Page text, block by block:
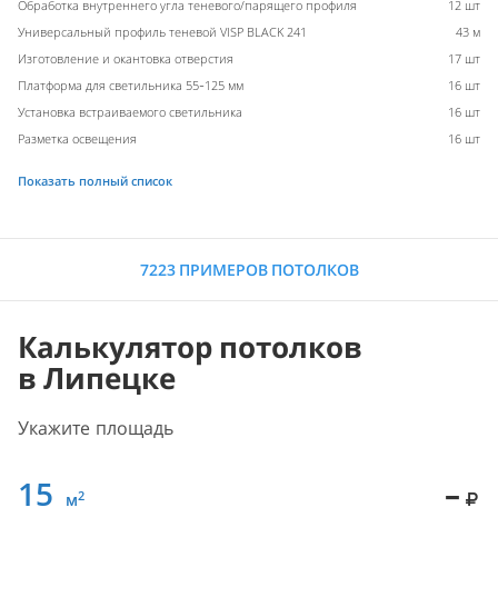
Обработка внутреннего угла теневого/парящего профиля
12 шт
Универсальный профиль теневой VISP BLACK 241
43 м
Изготовление и окантовка отверстия
17 шт
Платформа для светильника 55-125 мм
16 шт
Установка встраиваемого светильника
16 шт
Разметка освещения
16 шт
Показать полный список
7223 ПРИМЕРОВ ПОТОЛКОВ
Калькулятор потолков
в Липецке
Укажите площадь
15 м2 –